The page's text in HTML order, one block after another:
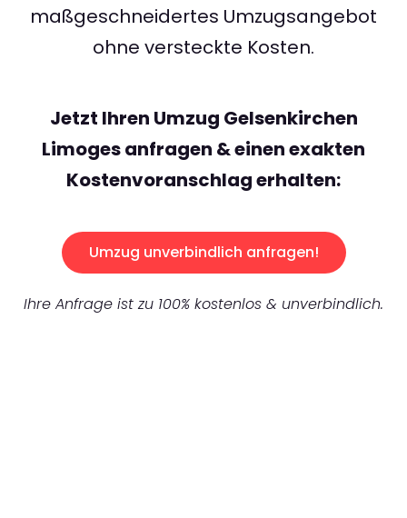
maßgeschneidertes Umzugsangebot
ohne versteckte Kosten.
Jetzt Ihren Umzug Gelsenkirchen
Limoges anfragen & einen exakten
Kostenvoranschlag erhalten:
Umzug unverbindlich anfragen!
Ihre Anfrage ist zu 100% kostenlos & unverbindlich.